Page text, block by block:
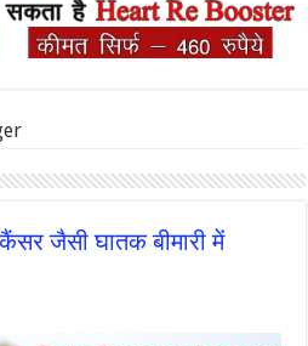
जैसी घातक बीमारी में